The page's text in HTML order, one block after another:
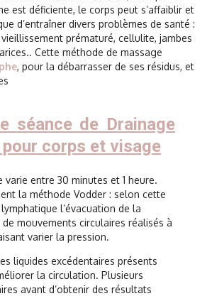
est déficiente, le corps peut s’affaiblir et
d’entraîner divers problèmes de santé :
prématuré, cellulite, jambes
Cette méthode de massage
, pour la débarrasser de ses résidus, et
séance de Drainage
corps et visage
varie entre 30 minutes et 1 heure.
la méthode Vodder : selon cette
l’évacuation de la
mouvements circulaires réalisés à
varier la pression.
liquides excédentaires présents
la circulation. Plusieurs
avant d’obtenir des résultats